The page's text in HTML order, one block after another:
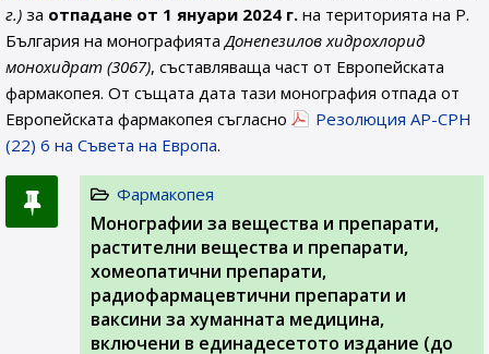
г.) за отпадане от 1 януари 2024 г. на територията на Р.
България на монографиятаДонепезилов хидрохлорид
монохидрат (3067), съставляваща част от Европейската
фармакопея. От същата дата тази монография отпада от
Европейската фармакопея съгласно
Резолюция AP-CPH
(22) 6 на Съвета на Европа.
Фармакопея
Монографии за вещества и препарати,
растителни вещества и препарати,
хомеопатични препарати,
радиофармацевтични препарати и
ваксини за хуманната медицина,
включени в единадесетото издание (до